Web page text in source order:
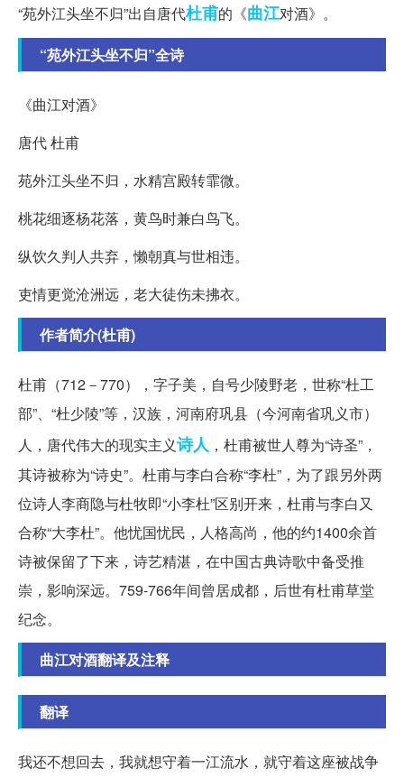
“苑外江头坐不归”出自唐代杜甫的《曲江对酒》。
“苑外江头坐不归”全诗
《曲江对酒》
唐代 杜甫
苑外江头坐不归，水精宫殿转霏微。
桃花细逐杨花落，黄鸟时兼白鸟飞。
纵饮久判人共弃，懒朝真与世相违。
吏情更觉沧洲远，老大徒伤未拂衣。
作者简介(杜甫)
杜甫（712－770），字子美，自号少陵野老，世称“杜工
部”、“杜少陵”等，汉族，河南府巩县（今河南省巩义市）
人，唐代伟大的现实主义诗人 ，杜甫被世人尊为“诗圣”，
其诗被称为“诗史”。杜甫与李白合称“李杜”，为了跟另外两
位诗人李商隐与杜牧即“小李杜”区别开来，杜甫与李白又
合称“大李杜”。他忧国忧民，人格高尚，他的约1400余首
诗被保留了下来，诗艺精湛，在中国古典诗歌中备受推
崇，影响深远。759-766年间曾居成都，后世有杜甫草堂
纪念。
曲江对酒翻译及注释
翻译
我还不想回去，我就想守着一江流水，就守着这座被战争